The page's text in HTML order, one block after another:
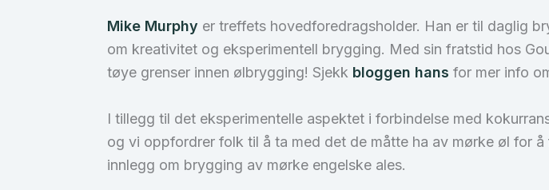
Mike Murphy er treffets hovedforedragsholder. Han er til daglig
om kreativitet og eksperimentell brygging. Med sin fratstid hos
tøye grenser innen ølbrygging! Sjekk bloggen hans for mer info
I tillegg til det eksperimentelle aspektet i forbindelse med
og vi oppfordrer folk til å ta med det de måtte ha av mørke øl for å
innlegg om brygging av mørke engelske ales.